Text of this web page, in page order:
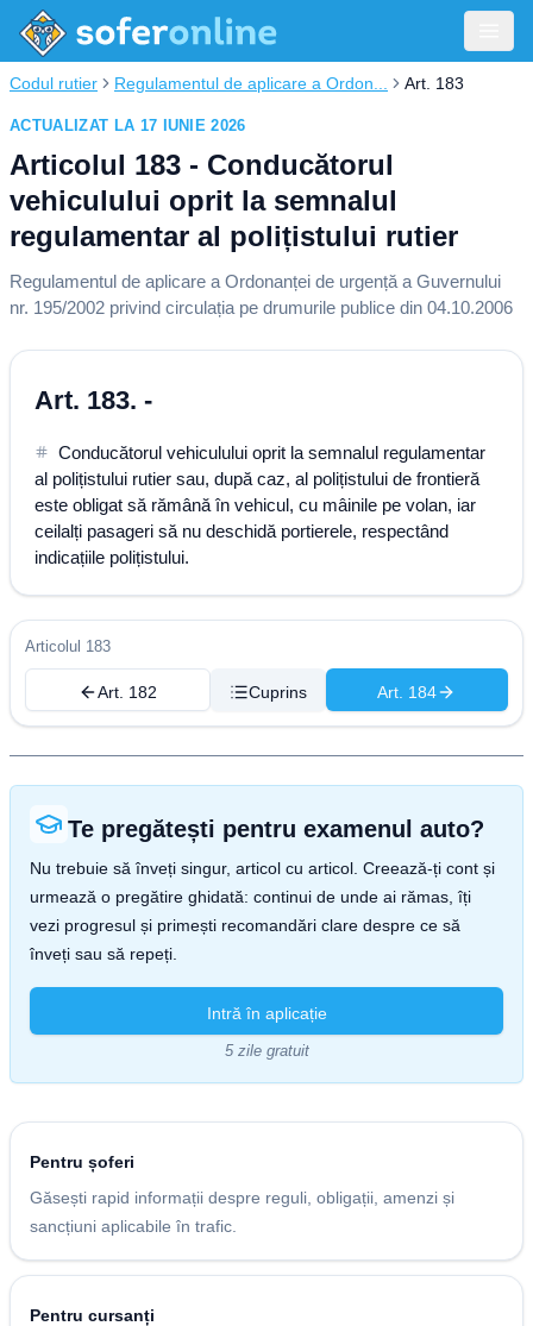
Codul rutier Regulamentul de aplicare a Ordon... Art. 183
ACTUALIZAT LA 17 IUNIE 2026
Articolul 183 - Conducătorul
vehiculului oprit la semnalul
regulamentar al polițistului rutier
Regulamentul de aplicare a Ordonanței de urgență a Guvernului
nr. 195/2002 privind circulația pe drumurile publice din 04.10.2006
Art. 183. -
Conducătorul vehiculului oprit la semnalul regulamentar
al polițistului rutier sau, după caz, al polițistului de frontieră
este obligat să rămână în vehicul, cu mâinile pe volan, iar
ceilalți pasageri să nu deschidă portierele, respectând
indicațiile polițistului.
Articolul 183
Art. 182 Cuprins Art. 184
Te pregătești pentru examenul auto?
Nu trebuie să înveți singur, articol cu articol. Creează-ți cont și
urmează o pregătire ghidată: continui de unde ai rămas, îți
vezi progresul și primești recomandări clare despre ce să
înveți sau să repeți.
Intră în aplicație
5 zile gratuit
Pentru șoferi
Găsești rapid informații despre reguli, obligații, amenzi și
sancțiuni aplicabile în trafic.
Pentru cursanți